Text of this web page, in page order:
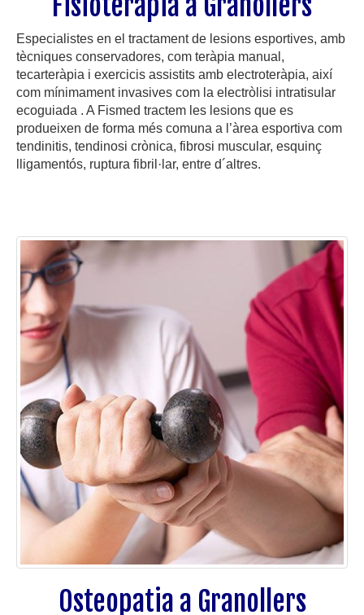
Especialistes en el tractament de lesions esportives, amb
tècniques conservadores, com teràpia manual,
tecarteràpia i exercicis assistits amb electroteràpia, així
com mínimament invasives com la electròlisi intratisular
ecoguiada . A Fismed tractem les lesions que es
produeixen de forma més comuna a l’àrea esportiva com
tendinitis, tendinosi crònica, fibrosi muscular, esquinç
lligamentós, ruptura fibril·lar, entre d´altres.
Osteopatia a Granollers